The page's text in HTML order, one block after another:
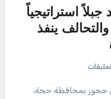
استراتيجياً
ينفذ